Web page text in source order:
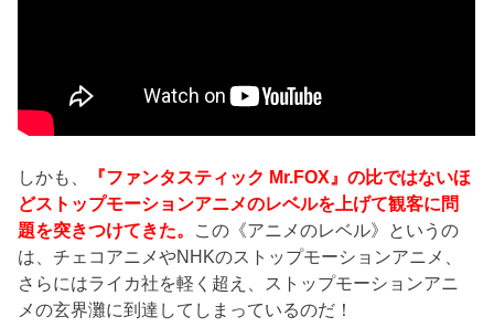
しかも、
『ファンタスティック Mr.FOX』の比ではないほ
どストップモーションアニメのレベルを上げて観客に問
題を突きつけてきた。 この《アニメのレベル》というの
は、チェコアニメやNHKのストップモーションアニメ、
さらにはライカ社を軽く超え、ストップモーションアニ
メの玄界灘に到達してしまっているのだ！